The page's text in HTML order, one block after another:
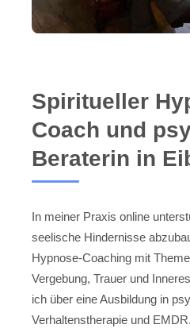
Spiritueller
Coach und
Beraterin in
In meiner Praxis online
seelische Hindernisse
Hypnose-Coaching mit
Vergebung, Trauer und
ich über eine Ausbildung in
Verhaltenstherapie und EMDR.